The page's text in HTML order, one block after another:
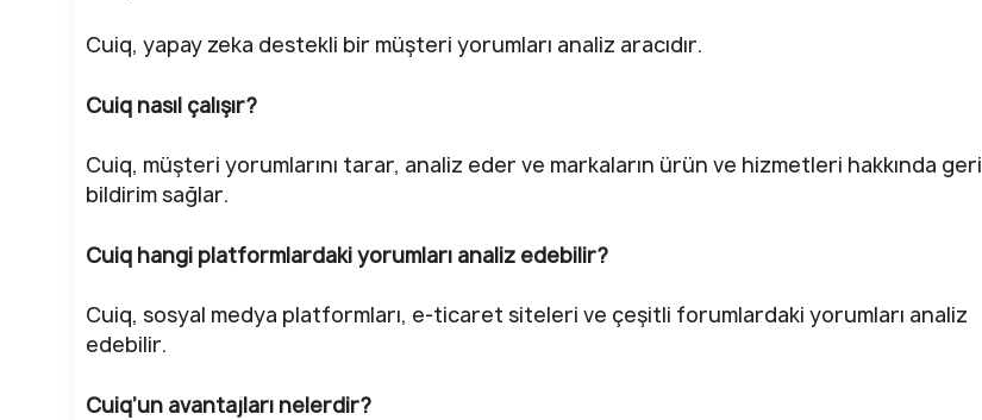
Cuiq, yapay zeka destekli bir müşteri yorumları analiz aracıdır.
Cuiq nasıl çalışır?
Cuiq, müşteri yorumlarını tarar, analiz eder ve markaların ürün ve hizmetleri hakkında geri
bildirim sağlar.
Cuiq hangi platformlardaki yorumları analiz edebilir?
Cuiq, sosyal medya platformları, e-ticaret siteleri ve çeşitli forumlardaki yorumları analiz
edebilir.
Cuiq’un avantajları nelerdir?